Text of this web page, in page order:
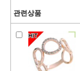
관련상품